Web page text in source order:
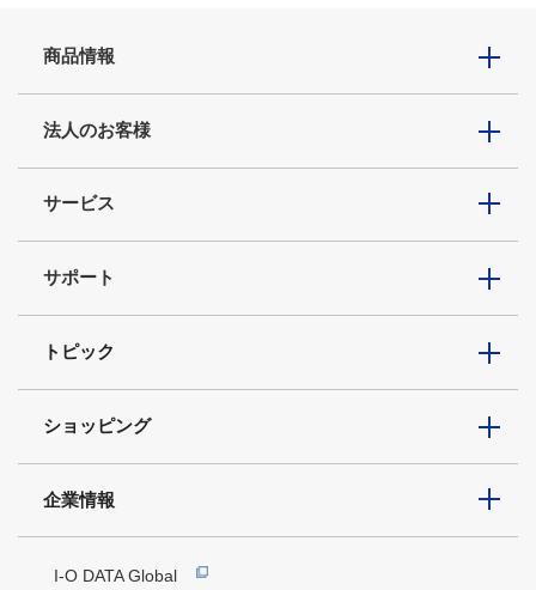
商品情報
法人のお客様
サービス
サポート
トピック
ショッピング
企業情報
I-O DATA Global